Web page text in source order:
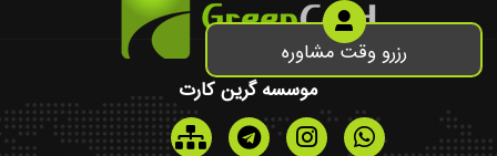
موسسه گرین کارت
رزرو وقت مشاوره